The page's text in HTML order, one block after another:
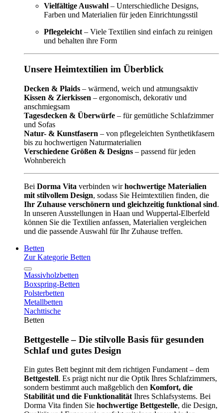
Vielfältige Auswahl – Unterschiedliche Designs,
Farben und Materialien für jeden Einrichtungsstil
Pflegeleicht – Viele Textilien sind einfach zu reinigen
und behalten ihre Form
Unsere Heimtextilien im Überblick
Decken & Plaids – wärmend, weich und atmungsaktiv
Kissen & Zierkissen – ergonomisch, dekorativ und
anschmiegsam
Tagesdecken & Überwürfe – für gemütliche Schlafzimmer
und Sofas
Natur- & Kunstfasern – von pflegeleichten Synthetikfasern
bis zu hochwertigen Naturmaterialien
Verschiedene Größen & Designs – passend für jeden
Wohnbereich
Bei Dorma Vita verbinden wirhochwertige Materialien
mit stilvollem Design, sodass Sie Heimtextilien finden, die
Ihr Zuhause verschönern und gleichzeitig funktional sind.
In unseren Ausstellungen in Haan und Wuppertal-Elberfeld
können Sie die Textilien anfassen, Materialien vergleichen
und die passende Auswahl für Ihr Zuhause treffen.
Betten
Zur Kategorie Betten
Massivholzbetten
Boxspring-Betten
Polsterbetten
Metallbetten
Nachttische
Betten
Bettgestelle – Die stilvolle Basis für gesunden
Schlaf und gutes Design
Ein gutes Bett beginnt mit dem richtigen Fundament – dem
Bettgestell. Es prägt nicht nur die Optik Ihres Schlafzimmers,
sondern bestimmt auch maßgeblich den Komfort, die
Stabilität und die Funktionalität Ihres Schlafsystems. Bei
Dorma Vita finden Sie hochwertige Bettgestelle, die Design,